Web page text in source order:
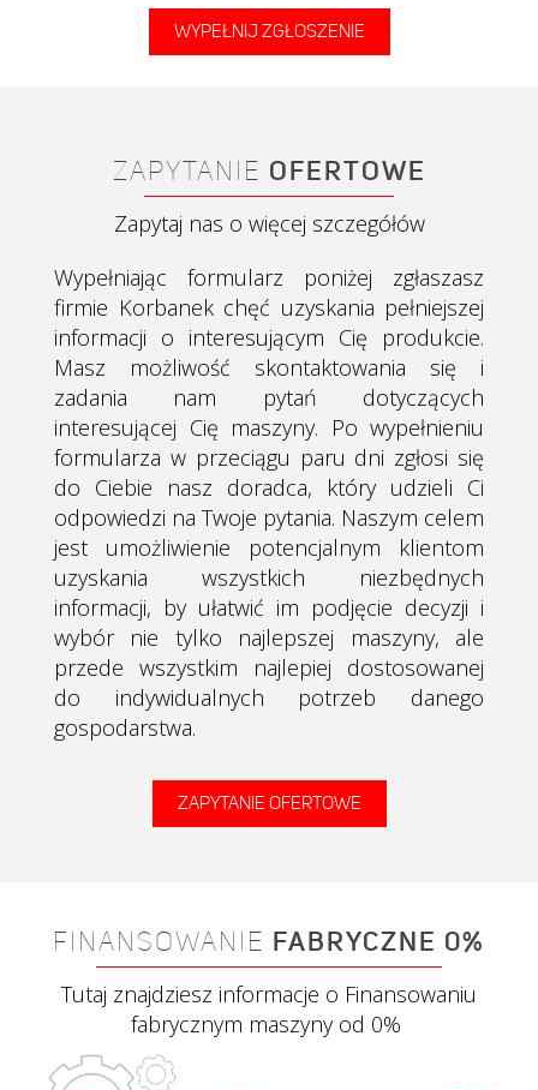
WYPEŁNIJ ZGŁOSZENIE
ZAPYTANIE OFERTOWE
Zapytaj nas o więcej szczegółów
Wypełniając formularz poniżej zgłaszasz
firmie Korbanek chęć uzyskania pełniejszej
informacji o interesującym Cię produkcie.
Masz możliwość skontaktowania się i
zadania nam pytań dotyczących
interesującej Cię maszyny. Po wypełnieniu
formularza w przeciągu paru dni zgłosi się
do Ciebie nasz doradca, który udzieli Ci
odpowiedzi na Twoje pytania. Naszym celem
jest umożliwienie potencjalnym klientom
uzyskania wszystkich niezbędnych
informacji, by ułatwić im podjęcie decyzji i
wybór nie tylko najlepszej maszyny, ale
przede wszystkim najlepiej dostosowanej
do indywidualnych potrzeb danego
gospodarstwa.
ZAPYTANIE OFERTOWE
FINANSOWANIE FABRYCZNE 0%
Tutaj znajdziesz informacje o Finansowaniu
fabrycznym maszyny od 0%